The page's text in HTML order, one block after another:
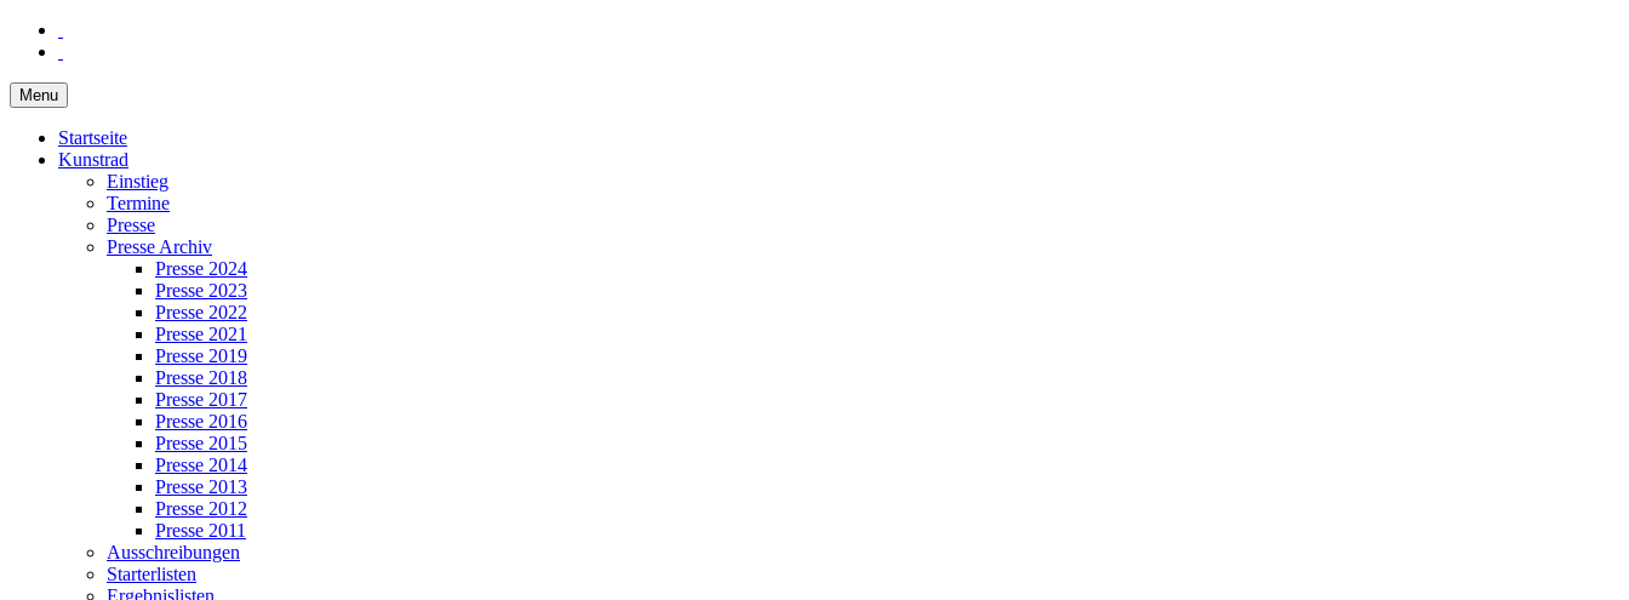
Menu
Startseite
Kunstrad
Einstieg
Termine
Presse
Presse Archiv
Presse 2024
Presse 2023
Presse 2022
Presse 2021
Presse 2019
Presse 2018
Presse 2017
Presse 2016
Presse 2015
Presse 2014
Presse 2013
Presse 2012
Presse 2011
Ausschreibungen
Starterlisten
Ergebnislisten